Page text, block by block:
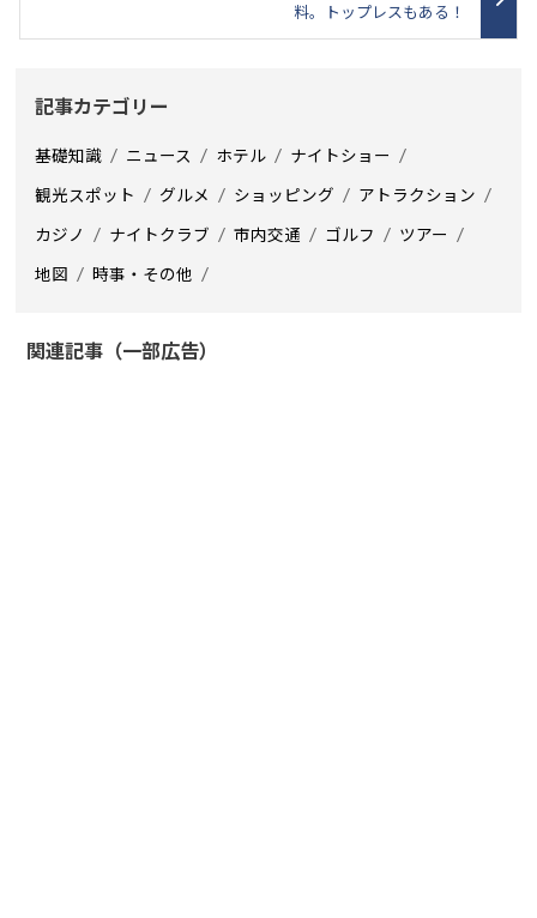
料。トップレスもある！
記事カテゴリー
基礎知識 ニュース ホテル ナイトショー
観光スポット グルメ ショッピング アトラクション
カジノ ナイトクラブ 市内交通 ゴルフ ツアー
地図 時事・その他
関連記事（一部広告）